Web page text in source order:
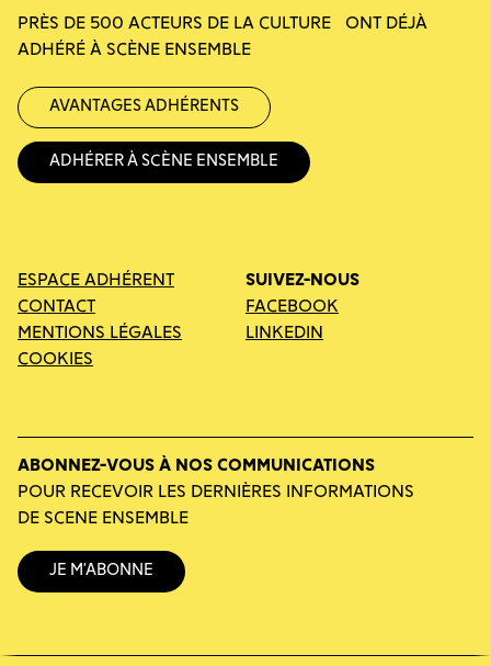
PRÈS DE 500 ACTEURS DE LA CULTURE ONT DÉJÀ
ADHÉRÉ À SCÈNE ENSEMBLE
Avantages adhérents
Adhérer à Scène Ensemble
ESPACE ADHÉRENT
CONTACT
MENTIONS LÉGALES
COOKIES
SUIVEZ-NOUS
FACEBOOK
LINKEDIN
ABONNEZ-VOUS À NOS COMMUNICATIONS
POUR RECEVOIR LES DERNIÈRES INFORMATIONS
DE SCENE ENSEMBLE
Je m’abonne